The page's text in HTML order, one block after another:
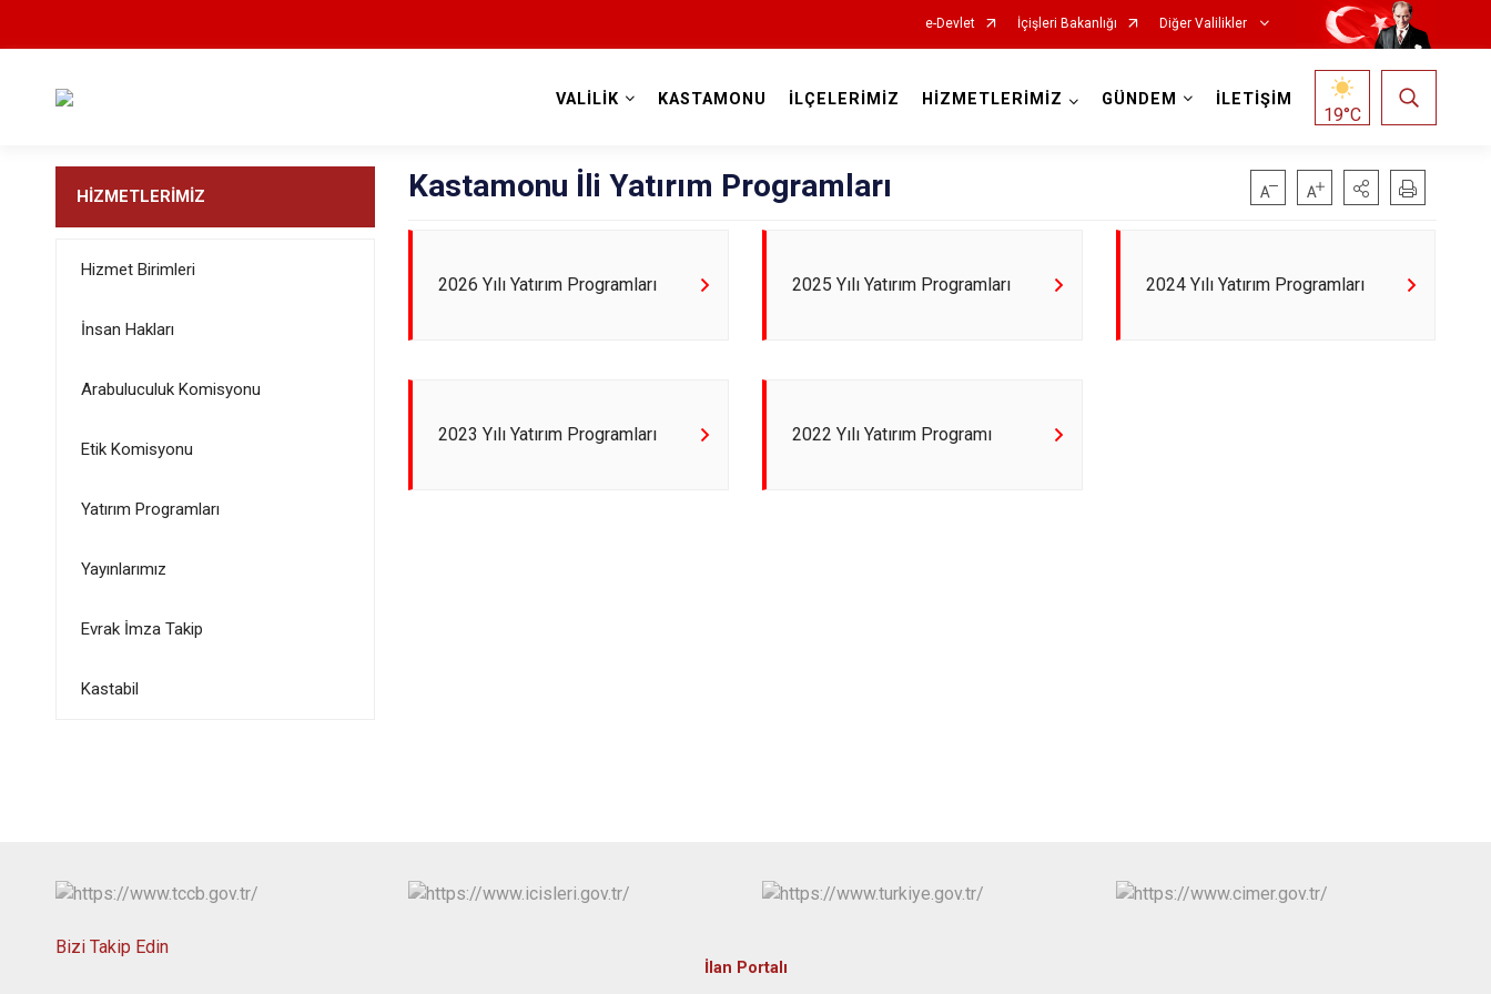
e-Devlet İçişleri Bakanlığı Diğer Valilikler
VALİLİK KASTAMONU İLÇELERİMİZ HİZMETLERİMİZ GÜNDEM İLETİŞİM
19°C
HİZMETLERİMİZ
Hizmet Birimleri
İnsan Hakları
Arabuluculuk Komisyonu
Etik Komisyonu
Yatırım Programları
Yayınlarımız
Evrak İmza Takip
Kastabil
Kastamonu İli Yatırım Programları
2026 Yılı Yatırım Programları 2025 Yılı Yatırım Programları 2024 Yılı Yatırım Programları
2023 Yılı Yatırım Programları 2022 Yılı Yatırım Programı
Bizi Takip Edin
İlan Portalı